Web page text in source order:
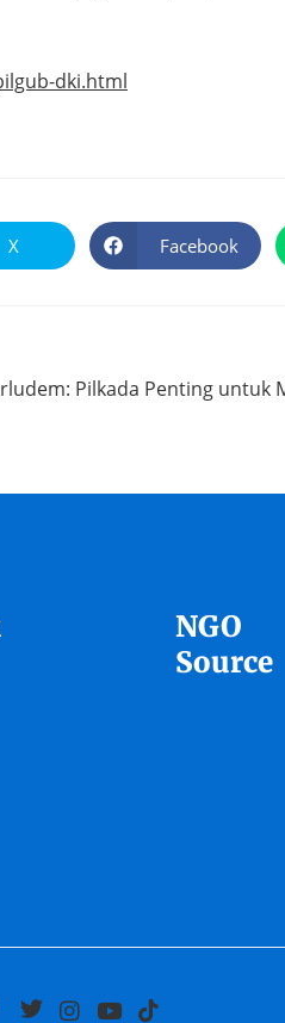
dki.html
X Facebook
Pilkada Penting untuk
NGO
Source